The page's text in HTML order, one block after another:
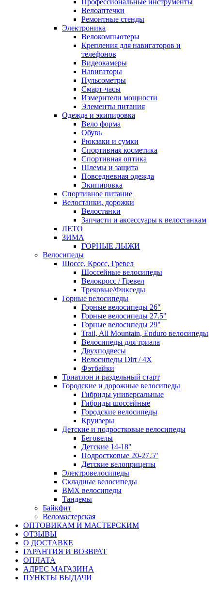
Велоаптечки
Ремонтные стенды
Электроника
Велокомпьютеры
Крепления для навигаторов и
телефонов
Видеокамеры
Навигаторы
Пульсометры
Смарт-часы
Измерители мощности
Элементы питания
Одежда и экипировка
Вело форма
Обувь
Рюкзаки и сумки
Спортивная косметика
Спортивная оптика
Шлемы и защита
Повседневная одежда
Экипировка
Спортивное питание
Велостанки, дорожки
Велостанки
Запчасти и аксессуары к велостанкам
ЛЕТО
ЗИМА
ГОРНЫЕ ЛЫЖИ
Велосипеды
Шоссе, Кросс, Гревел
Шоссейные велосипеды
Велокросс / Гревел
Трековые/Фикседы
Горные велосипеды
Горные велосипеды 26"
Горные велосипеды 27.5"
Горные велосипеды 29"
Trail, All Mountain, Enduro велосипеды
Велосипеды для триала
Двухподвесы
Велосипеды Dirt / 4X
Фэтбайки
Триатлон и раздельный старт
Городские и дорожные велосипеды
Гибриды универсальные
Гибриды шоссейные
Городские велосипеды
Круизеры
Детские и подростковые велосипеды
Беговелы
Детские 14-18"
Подростковые 20-27.5"
Детские велоприцепы
Электровелосипеды
Складные велосипеды
BMX велосипеды
Тандемы
Байкфит
Веломастерская
ОПТОВИКАМ И МАСТЕРСКИМ
ОТЗЫВЫ
О ДОСТАВКЕ
ГАРАНТИЯ И ВОЗВРАТ
ОПЛАТА
АДРЕС МАГАЗИНА
ПУНКТЫ ВЫДАЧИ